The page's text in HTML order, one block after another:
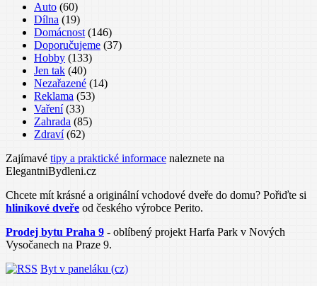
Auto (60)
Dílna (19)
Domácnost (146)
Doporučujeme (37)
Hobby (133)
Jen tak (40)
Nezařazené (14)
Reklama (53)
Vaření(33)
Zahrada (85)
Zdraví(62)
Zajímavé tipy a praktické informace naleznete na
ElegantniBydleni.cz
Chcete mít krásné a originální vchodové dveře do domu? Pořiďte si
hliníkové dveře od českého výrobce Perito.
Prodej bytu Praha 9 - oblíbený projekt Harfa Park v Nových
Vysočanech na Praze 9.
Byt v paneláku (cz)